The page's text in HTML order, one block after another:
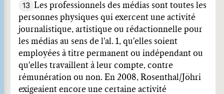
13
Les professionnels des médias sont toutes les
personnes physiques qui exercent une activité
journalistique, artistique ou rédactionnelle pour
les médias au sens de l'al. 1, qu'elles soient
employées à titre permanent ou indépendant ou
qu'elles travaillent à leur compte, contre
rémunération ou non. En 2008, Rosenthal/Jöhri
exigeaient encore une certaine activité